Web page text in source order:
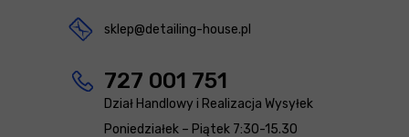
sklep@detailing-house.pl
727 001 751
Dział Handlowy i Realizacja Wysyłek
Poniedziałek – Piątek 7:30-15.30